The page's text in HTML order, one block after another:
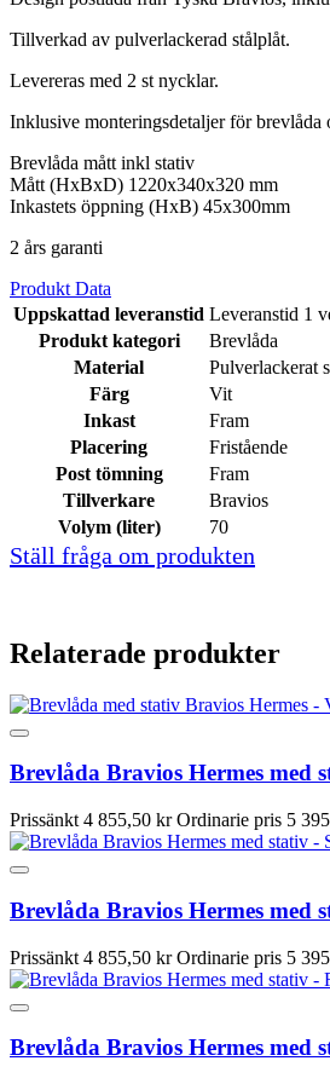
Tillverkad av pulverlackerad stålplåt.
Levereras med 2 st nycklar.
Inklusive monteringsdetaljer för brevlåda
Brevlåda mått inkl stativ
Mått (HxBxD) 1220x340x320 mm
Inkastets öppning (HxB) 45x300mm
2 års garanti
Produkt Data
Uppskattad leveranstid Leveranstid 1
Produkt kategori
Brevlåda
Material
Pulverlackerat
Färg
Vit
Inkast
Fram
Placering
Fristående
Post tömning
Fram
Tillverkare
Bravios
Volym (liter)
70
Ställ fråga om produkten
Relaterade produkter
Brevlåda Bravios Hermes med
Prissänkt 4 855,50 kr Ordinarie pris 5
Brevlåda Bravios Hermes med
Prissänkt 4 855,50 kr Ordinarie pris 5
Brevlåda Bravios Hermes med